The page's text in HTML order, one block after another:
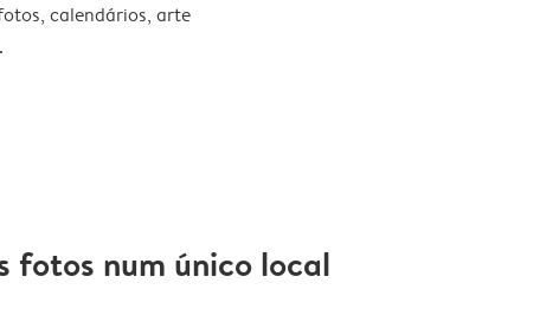
calendários, arte
fotos num único local